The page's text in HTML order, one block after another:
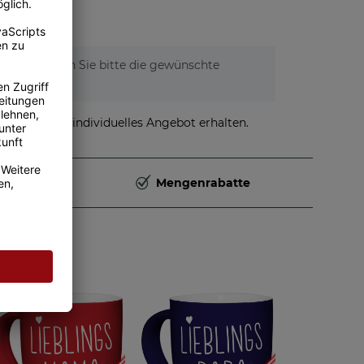
Wählen Sie bitte die gewünschte
stellen und individuelles Angebot erhalten.
Mengenrabatte